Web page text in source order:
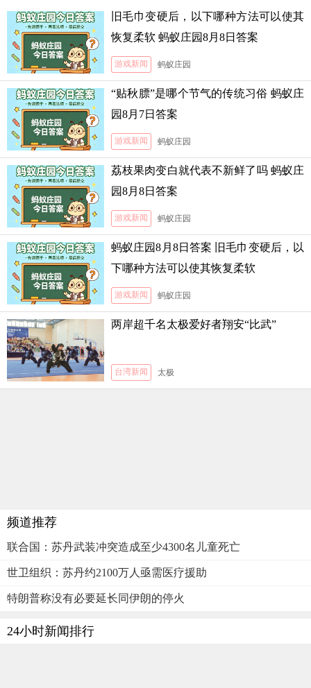
旧毛巾变硬后，以下哪种方法可以使其
恢复柔软 蚂蚁庄园8月8日答案
游戏新闻 蚂蚁庄园
“贴秋膘”是哪个节气的传统习俗 蚂蚁庄
园8月7日答案
游戏新闻 蚂蚁庄园
荔枝果肉变白就代表不新鲜了吗 蚂蚁庄
园8月8日答案
游戏新闻 蚂蚁庄园
蚂蚁庄园8月8日答案 旧毛巾变硬后，以
下哪种方法可以使其恢复柔软
游戏新闻 蚂蚁庄园
两岸超千名太极爱好者翔安“比武”
台湾新闻 太极
频道推荐
联合国：苏丹武装冲突造成至少4300名儿童死亡
世卫组织：苏丹约2100万人亟需医疗援助
特朗普称没有必要延长同伊朗的停火
24小时新闻排行